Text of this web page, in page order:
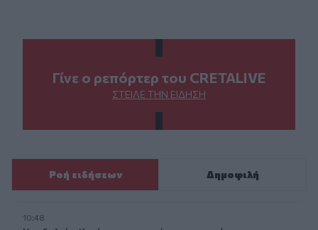
Γίνε ο ρεπόρτερ του CRETALIVE
ΣΤΕΊΛΕ ΤΗΝ ΕΊΔΗΣΗ
Ροή ειδήσεων Δημοφιλή
10:48